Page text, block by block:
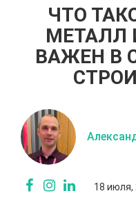
ЧТО
МЕТАЛЛ
ВАЖЕН В
18 июля,